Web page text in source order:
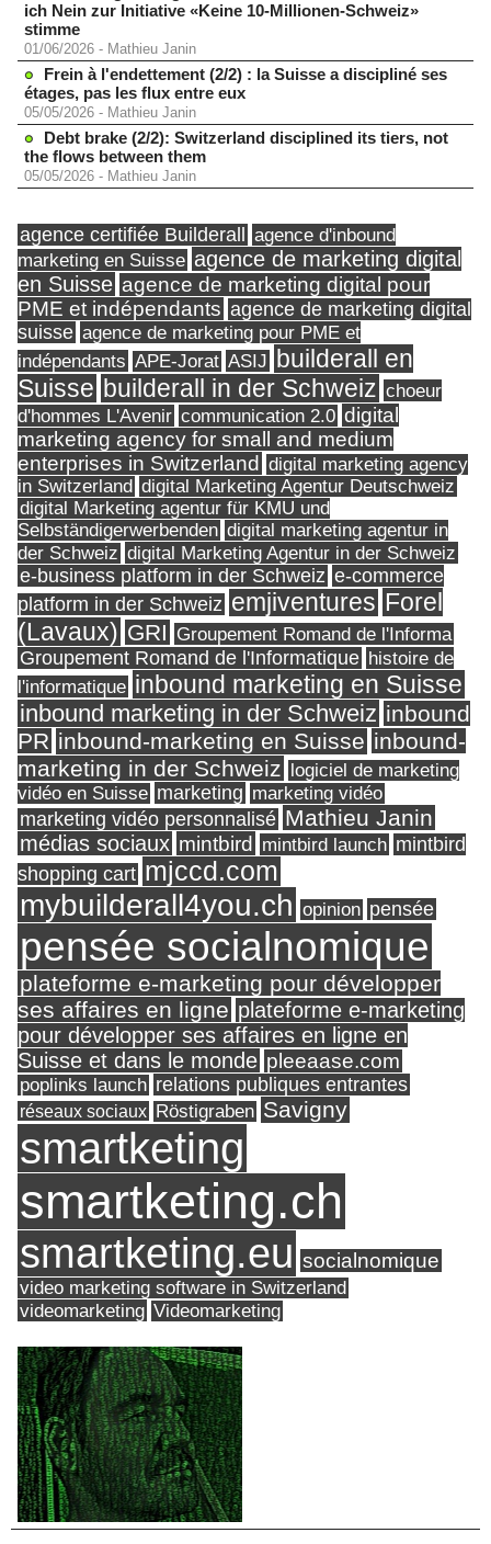
ich Nein zur Initiative «Keine 10-Millionen-Schweiz»
stimme
01/06/2026 - Mathieu Janin
Frein à l'endettement (2/2) : la Suisse a discipliné ses
étages, pas les flux entre eux
05/05/2026 - Mathieu Janin
Debt brake (2/2): Switzerland disciplined its tiers, not
the flows between them
05/05/2026 - Mathieu Janin
agence certifiée Builderall
agence d'inbound
marketing en Suisse agence de marketing digital
en Suisse agence de marketing digital pour
PME et indépendants agence de marketing digital
suisse agence de marketing pour PME et
indépendants APE-Jorat ASIJ builderall en
Suisse builderall in der Schweiz choeur
d'hommes L'Avenir communication 2.0 digital
marketing agency for small and medium
enterprises in Switzerland digital marketing agency
in Switzerland digital Marketing Agentur Deutschweiz
digital Marketing agentur für KMU und
Selbständigerwerbenden digital marketing agentur in
der Schweiz digital Marketing Agentur in der Schweiz
e-business platform in der Schweiz e-commerce
platform in der Schweiz emjiventures Forel
(Lavaux) GRI Groupement Romand de l'Informa
Groupement Romand de l'Informatique histoire de
l'informatique inbound marketing en Suisse
inbound marketing in der Schweiz inbound
PR inbound-marketing en Suisse inbound-
marketing in der Schweiz logiciel de marketing
vidéo en Suisse marketing marketing vidéo
marketing vidéo personnalisé Mathieu Janin
médias sociaux mintbird mintbird launch mintbird
shopping cart mjccd.com
mybuilderall4you.ch opinion pensée
pensée socialnomique
plateforme e-marketing pour développer
ses affaires en ligne plateforme e-marketing
pour développer ses affaires en ligne en
Suisse et dans le monde pleeaase.com
poplinks launch relations publiques entrantes
réseaux sociaux Röstigraben Savigny
smartketing
smartketing.ch
smartketing.eu socialnomique
video marketing software in Switzerland
videomarketing Videomarketing